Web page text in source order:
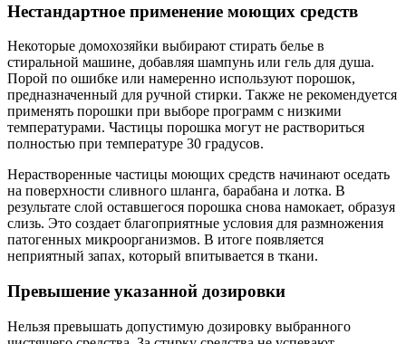
Нестандартное применение моющих средств
Некоторые домохозяйки выбирают стирать белье в
стиральной машине, добавляя шампунь или гель для душа.
Порой по ошибке или намеренно используют порошок,
предназначенный для ручной стирки. Также не рекомендуется
применять порошки при выборе программ с низкими
температурами. Частицы порошка могут не раствориться
полностью при температуре 30 градусов.
Нерастворенные частицы моющих средств начинают оседать
на поверхности сливного шланга, барабана и лотка. В
результате слой оставшегося порошка снова намокает, образуя
слизь. Это создает благоприятные условия для размножения
патогенных микроорганизмов. В итоге появляется
неприятный запах, который впитывается в ткани.
Превышение указанной дозировки
Нельзя превышать допустимую дозировку выбранного